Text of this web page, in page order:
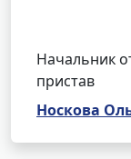
Начальник
пристав
Носкова